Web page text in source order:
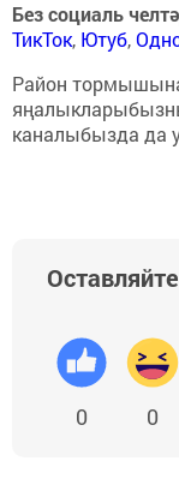
Без социаль
ТикТок, Ютуб,
Район
каналыбызда да
0 0